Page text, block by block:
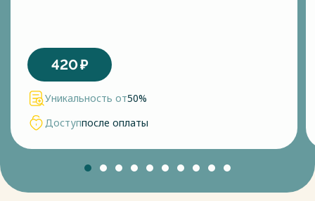
420₽
Уникальность от50%
Доступпосле оплаты